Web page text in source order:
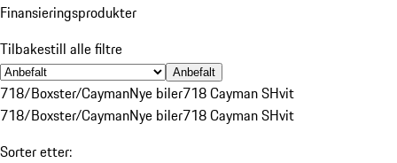
Finansieringsprodukter
Tilbakestill alle filtre
Anbefalt
718/Boxster/CaymanNye biler718 Cayman SHvit
718/Boxster/CaymanNye biler718 Cayman SHvit
Sorter etter: